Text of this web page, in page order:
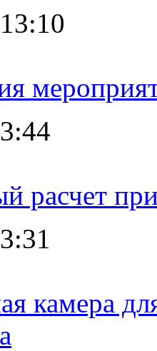
расчет
камера